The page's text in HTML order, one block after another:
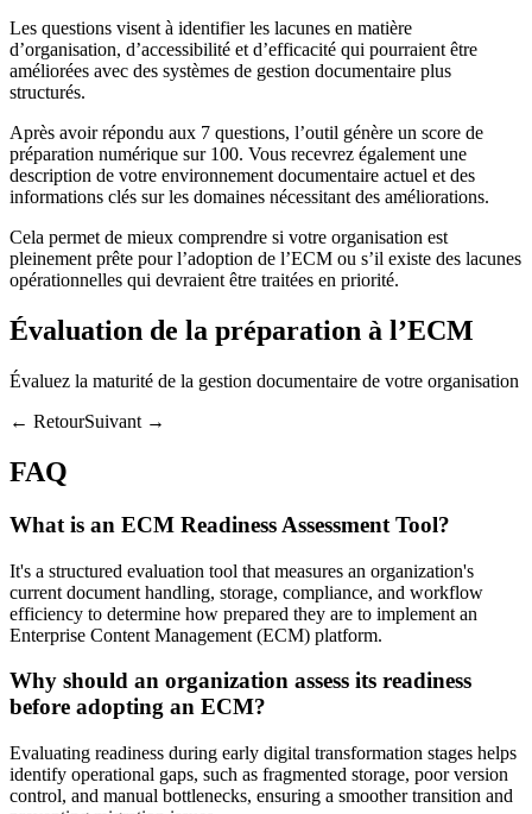
Les questions visent à identifier les lacunes en matière
d’organisation, d’accessibilité et d’efficacité qui pourraient être
améliorées avec des systèmes de gestion documentaire plus
structurés.
Après avoir répondu aux 7 questions, l’outil génère un score de
préparation numérique sur 100. Vous recevrez également une
description de votre environnement documentaire actuel et des
informations clés sur les domaines nécessitant des améliorations.
Cela permet de mieux comprendre si votre organisation est
pleinement prête pour l’adoption de l’ECM ou s’il existe des lacunes
opérationnelles qui devraient être traitées en priorité.
Évaluation de la préparation à l’ECM
Évaluez la maturité de la gestion documentaire de votre organisation
← RetourSuivant →
FAQ
What is an ECM Readiness Assessment Tool?
It's a structured evaluation tool that measures an organization's
current document handling, storage, compliance, and workflow
efficiency to determine how prepared they are to implement an
Enterprise Content Management (ECM) platform.
Why should an organization assess its readiness
before adopting an ECM?
Evaluating readiness during early digital transformation stages helps
identify operational gaps, such as fragmented storage, poor version
control, and manual bottlenecks, ensuring a smoother transition and